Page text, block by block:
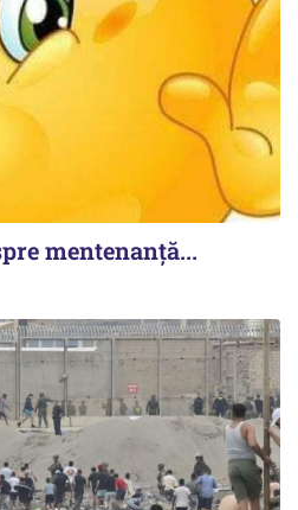
mentenanță...